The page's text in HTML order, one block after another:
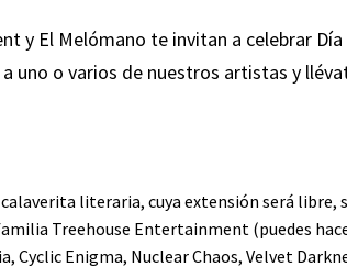
y El Melómano te invitan a celebrar
uno o varios de nuestros artistas y
literaria, cuya extensión será libre,
Treehouse Entertainment (puedes
, Cyclic Enigma, Nuclear Chaos, Velvet